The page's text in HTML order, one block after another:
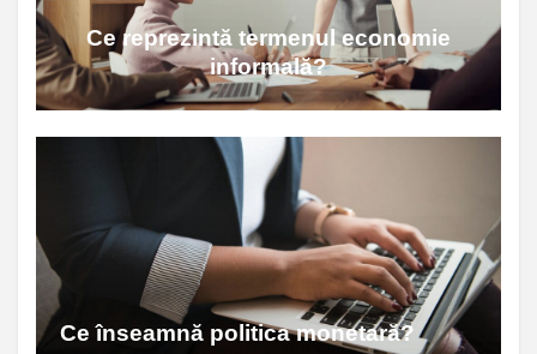
Ce reprezintă termenul economie
informală?
Ce înseamnă politica monetară?